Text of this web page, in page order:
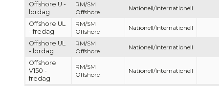
Offshore U -
lördag
RM/SM
Offshore
Nationell/Internationell
Offshore UL
- fredag
RM/SM
Offshore
Nationell/Internationell
Offshore UL
- lördag
RM/SM
Offshore
Nationell/Internationell
Offshore
V150 -
fredag
RM/SM
Offshore
Nationell/Internationell